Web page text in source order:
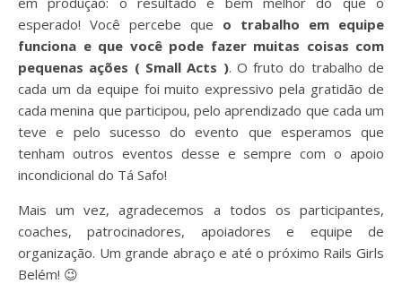
esperado! Você percebe que o trabalho em equipe
funciona e que você pode fazer muitas coisas com
pequenas ações ( Small Acts ). O fruto do trabalho de
cada um da equipe foi muito expressivo pela gratidão de
cada menina que participou, pelo aprendizado que cada um
teve e pelo sucesso do evento que esperamos que
tenham outros eventos desse e sempre com o apoio
incondicional do Tá Safo!
Mais um vez, agradecemos a todos os participantes,
coaches, patrocinadores, apoiadores e equipe de
organização. Um grande abraço e até o próximo Rails Girls
Belém! 😉